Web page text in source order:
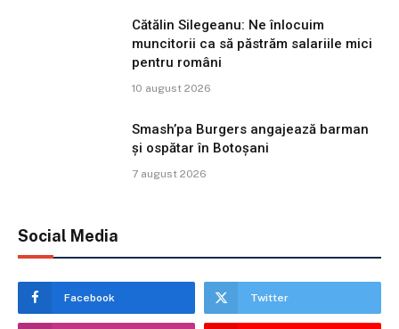
Cătălin Silegeanu: Ne înlocuim
muncitorii ca să păstrăm salariile mici
pentru români
10 august 2026
Smash’pa Burgers angajează barman
și ospătar în Botoșani
7 august 2026
Social Media
Facebook Twitter